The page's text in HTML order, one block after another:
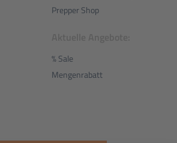
Prepper Shop
% Sale
Mengenrabatt